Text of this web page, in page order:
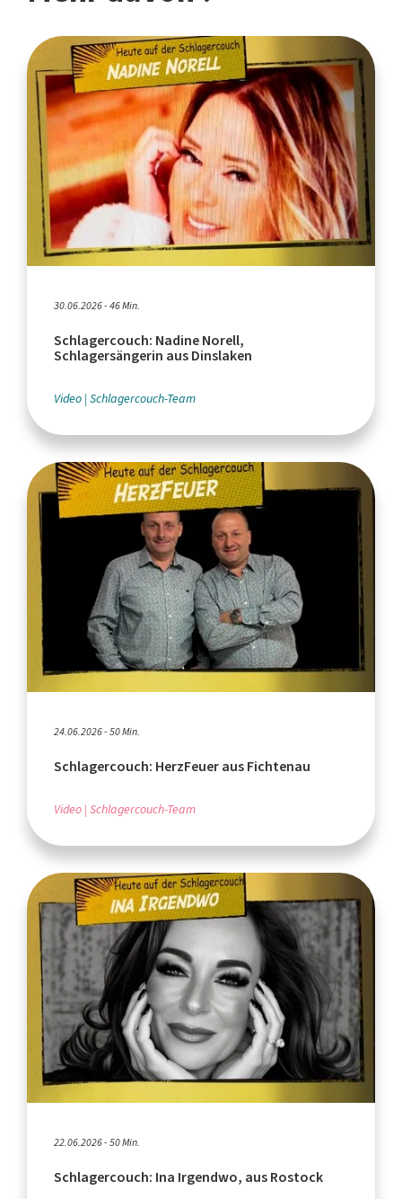
30.06.2026 - 46 Min.
Schlagercouch: Nadine Norell,
Schlagersängerin aus Dinslaken
Video Schlagercouch-Team
24.06.2026 - 50 Min.
Schlagercouch: HerzFeuer aus Fichtenau
Video Schlagercouch-Team
22.06.2026 - 50 Min.
Schlagercouch: Ina Irgendwo, aus Rostock